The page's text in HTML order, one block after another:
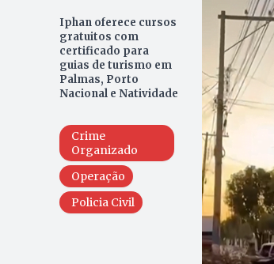
Iphan oferece cursos
gratuitos com
certificado para
guias de turismo em
Palmas, Porto
Nacional e Natividade
Crime
Organizado
Operação
Policia Civil